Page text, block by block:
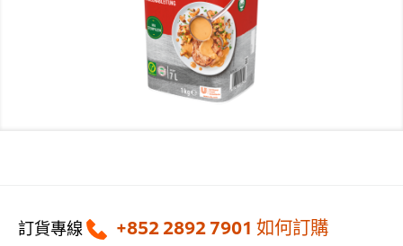
訂貨專線 +852 2892 7901 如何訂購